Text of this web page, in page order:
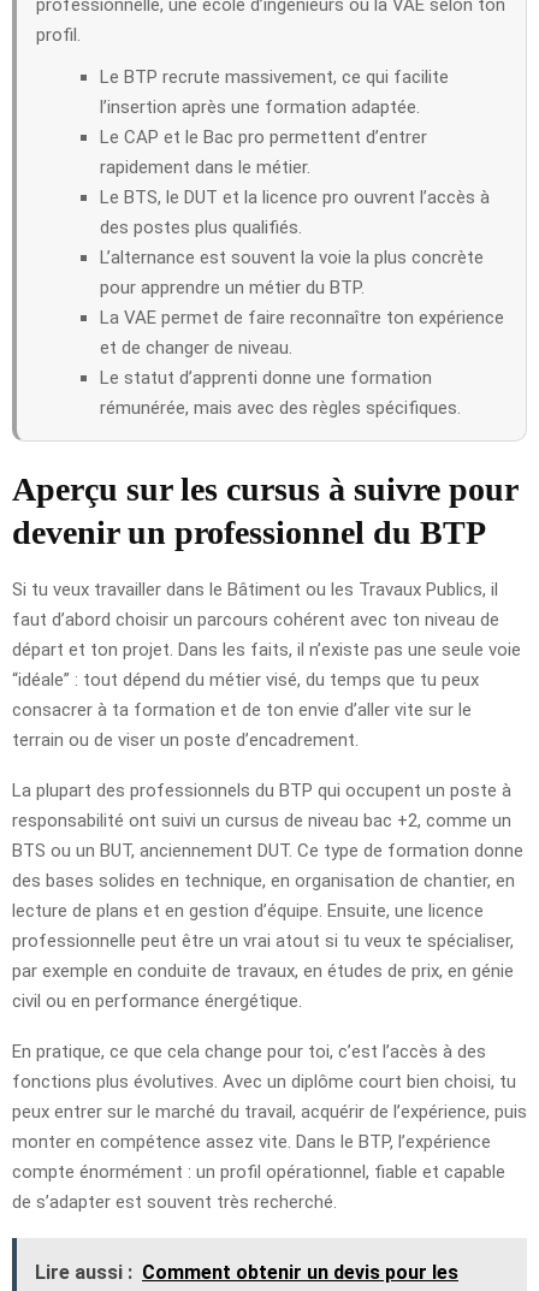
profil.
Le BTP recrute massivement, ce qui facilite
l’insertion après une formation adaptée.
Le CAP et le Bac pro permettent d’entrer
rapidement dans le métier.
Le BTS, le DUT et la licence pro ouvrent l’accès à
des postes plus qualifiés.
L’alternance est souvent la voie la plus concrète
pour apprendre un métier du BTP.
La VAE permet de faire reconnaître ton expérience
et de changer de niveau.
Le statut d’apprenti donne une formation
rémunérée, mais avec des règles spécifiques.
Aperçu sur les cursus à suivre pour
devenir un professionnel du BTP
Si tu veux travailler dans le Bâtiment ou les Travaux Publics, il
faut d’abord choisir un parcours cohérent avec ton niveau de
départ et ton projet. Dans les faits, il n’existe pas une seule voie
“idéale” : tout dépend du métier visé, du temps que tu peux
consacrer à ta formation et de ton envie d’aller vite sur le
terrain ou de viser un poste d’encadrement.
La plupart des professionnels du BTP qui occupent un poste à
responsabilité ont suivi un cursus de niveau bac +2, comme un
BTS ou un BUT, anciennement DUT. Ce type de formation donne
des bases solides en technique, en organisation de chantier, en
lecture de plans et en gestion d’équipe. Ensuite, une licence
professionnelle peut être un vrai atout si tu veux te spécialiser,
par exemple en conduite de travaux, en études de prix, en génie
civil ou en performance énergétique.
En pratique, ce que cela change pour toi, c’est l’accès à des
fonctions plus évolutives. Avec un diplôme court bien choisi, tu
peux entrer sur le marché du travail, acquérir de l’expérience, puis
monter en compétence assez vite. Dans le BTP, l’expérience
compte énormément : un profil opérationnel, fiable et capable
de s’adapter est souvent très recherché.
Lire aussi : Comment obtenir un devis pour les